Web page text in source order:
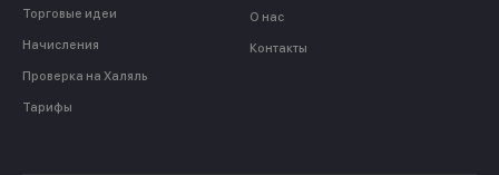
Торговые идеи
Начисления
Проверка на Халяль
Тарифы
О нас
Контакты